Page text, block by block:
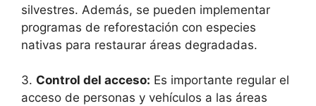
silvestres. Además, se pueden implementar
programas de reforestación con especies
nativas para restaurar áreas degradadas.
3. Control del acceso: Es importante regular el
acceso de personas y vehículos a las áreas